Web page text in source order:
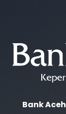
Bank Aceh